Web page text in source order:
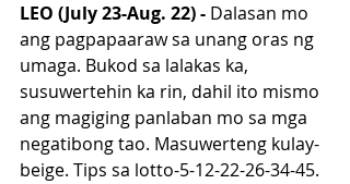
LEO (July 23-Aug. 22) - Dalasan mo
ang pagpapaaraw sa unang oras ng
umaga. Bukod sa lalakas ka,
susuwertehin ka rin, dahil ito mismo
ang magiging panlaban mo sa mga
negatibong tao. Masuwerteng kulay-
beige. Tips sa lotto-5-12-22-26-34-45.